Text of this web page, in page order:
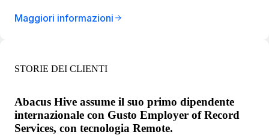
Maggiori informazioni
STORIE DEI CLIENTI
Abacus Hive assume il suo primo dipendente
internazionale con Gusto Employer of Record
Services, con tecnologia Remote.